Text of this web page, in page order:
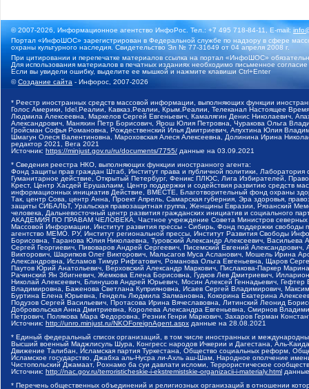
© 2007-2026, Информационное агентство ИнфоРос. Тел.: +7 495 718-84-11, E-mail:
Портал «ИнфоШОС» зарегистрирован в Федеральной службе по надзору в сфере
охраны культурного наследия. Свидетельство Эл № 77-31649 от 04 апреля 2008 г.
При цитировании и перепечатке материалов ссылка на портал «ИнфоШОС»
Для использования материалов в печатных изданиях необходимо письменное
Если вы увидели ошибку, выделите ее мышкой и нажмите клавиши Ctrl+Enter
©Создание сайта - Инфорос, 2007-2026
* Реестр иностранных средств массовой информации, выполняющих функции
Голос Америки, Idel.Реалии, Кавказ.Реалии, Крым.Реалии, Телеканал Настоящее
Людмила Алексеевна, Маркелов Сергей Евгеньевич, Камалягин Денис Николаевич,
Александрович, Маняхин Петр Борисович, Ярош Юлия Петровна, Чуракова Ольга
Гройсман Софья Романовна, Рождественский Илья Дмитриевич, Апухтина Юлия
Шмагун Олеся Валентиновна, Мароховская Алеся Алексеевна, Долинина Ирина
редактор 2021, Вега 2021
Источник: https://minjust.gov.ru/ru/documents/7755/ данные на 03.09.2021
* Сведения реестра НКО, выполняющих функции иностранного агента:
Фонд защиты прав граждан Штаб, Институт права и публичной политики,
Гуманитарное действие, Открытый Петербург, Феникс ПЛЮС, Лига Избирателей,
Крест, Центр Хасдей Ерушалаим, Центр поддержки и содействия развитию средств
информационных инициатив Действие, ВМЕСТЕ, Благотворительный фонд охраны
Так, центр Сова, центр Анна, Проект Апрель, Самарская губерния, Эра здоровья,
защиты СИБАЛЬТ, Уральская правозащитная группа, Женщины Евразии, Рязанский
человека, Дальневосточный центр развития гражданских инициатив и социального
АКАДЕМИЯ ПО ПРАВАМ ЧЕЛОВЕКА, Частное учреждение Совета Министров северных
Массовой Информации, Институт развития прессы - Сибирь, Фонд поддержки
агентство МЕМО. РУ, Институт региональной прессы, Институт Развития Свободы
Борисовна, Таранова Юлия Николаевна, Туровский Александр Алексеевич,
Сергей Георгиевич, Пивоваров Андрей Сергеевич, Писемский Евгений
Викторович, Шарипков Олег Викторович, Мальсагов Муса Асланович, Мошель Ирина
Александровна, Исламов Тимур Рифгатович, Романова Ольга Евгеньевна, Щаров
Паутов Юрий Анатольевич, Верховский Александр Маркович, Пислакова-Паркер
Рачинский Ян Збигневич, Жемкова Елена Борисовна, Гудков Лев Дмитриевич,
Николай Алексеевич, Блинушов Андрей Юрьевич, Мосин Алексей Геннадьевич,
Владимировна, Баженова Светлана Куприяновна, Исаев Сергей Владимирович,
Буртина Елена Юрьевна, Гендель Людмила Залмановна, Кокорина Екатерина
Подузов Сергей Васильевич, Протасова Ирина Вячеславовна, Литинский Леонид
Добровольская Анна Дмитриевна, Королева Александра Евгеньевна, Смирнов
Петрович, Полякова Мара Федоровна, Резник Генри Маркович, Захаров Герман
Источник: http://unro.minjust.ru/NKOForeignAgent.aspx данные на 28.08.2021
* Единый федеральный список организаций, в том числе иностранных и
Высший военный Маджлисуль Шура, Конгресс народов Ичкерии и Дагестана, Аль-
Движение Талибан, Исламская партия Туркестана, Общество социальных реформ,
Исламское государство, Джабха аль-Нусра ли-Ахль аш-Шам, Народное ополчение
Чистопольский Джамаат, Рохнамо ба суи давлати исломи, Террористическое
Источник: http://nac.gov.ru/terroristicheskie-i-ekstremistskie-organizacii-i-materialy.html
* Перечень общественных объединений и религиозных организаций в отношении